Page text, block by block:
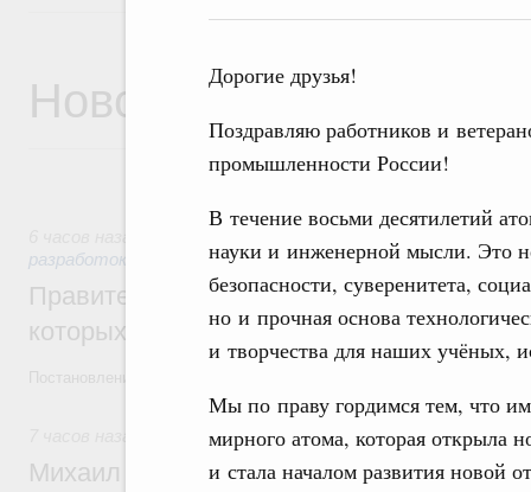
Дорогие друзья!
Поздравляю работников и
промышленности России!
В течение восьми десятилетий
науки и инженерной мысли. Это
безопасности, суверенитета,
но и прочная основа
и творчества для наших учёных,
Мы по праву гордимся тем, что
мирного атома, которая открыла
и стала началом развития новой
Новости
разработок
Правительство расширило перечень
которых освобождаются от НДФЛ
Отрасль информационных технологий
Михаил Мишустин дал поручения по